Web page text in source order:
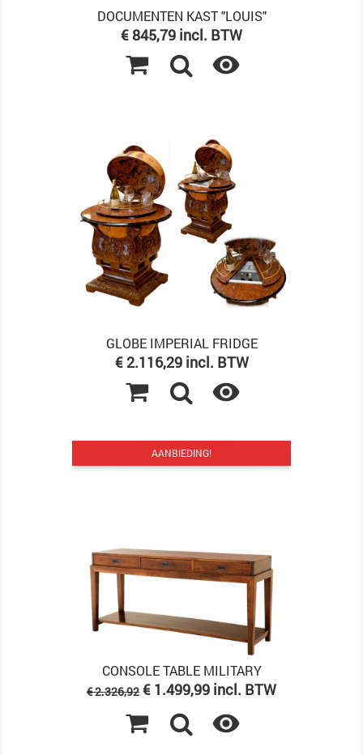
DOCUMENTEN KAST "LOUIS"
Prijs
€ 845,79 incl. BTW

GLOBE IMPERIAL FRIDGE
Prijs
€ 2.116,29 incl. BTW

CONSOLE TABLE MILITARY
Normale
€ 2.326,92 Prijs
€ 1.499,99 incl. BTW
AANBIEDING!
